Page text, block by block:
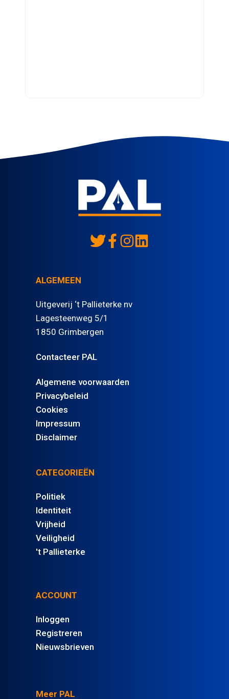
ALGEMEEN
Uitgeverij ‘t Pallieterke nv
Lagesteenweg 5/1
1850 Grimbergen
Contacteer PAL
Algemene voorwaarden
Privacybeleid
Cookies
Impressum
Disclaimer
CATEGORIEËN
Politiek
Identiteit
Vrijheid
Veiligheid
't Pallieterke
ACCOUNT
Inloggen
Registreren
Nieuwsbrieven
Meer PAL